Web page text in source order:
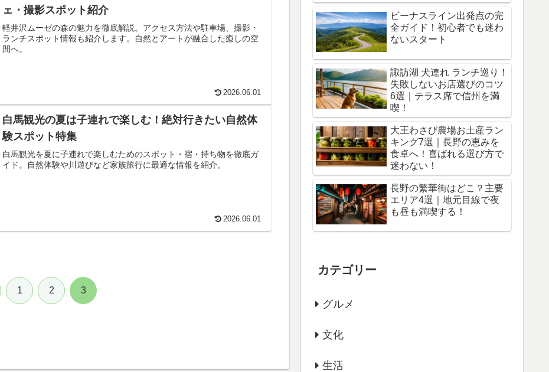
ェ・撮影スポット紹介
軽井沢ムーゼの森の魅力を徹底解説。アクセス方法や駐車場、撮影・
ランチスポット情報も紹介します。自然とアートが融合した癒しの空
間へ。
2026.06.01
白馬観光の夏は子連れで楽しむ！絶対行きたい自然体
験スポット特集
白馬観光を夏に子連れで楽しむためのスポット・宿・持ち物を徹底ガ
イド。自然体験や川遊びなど家族旅行に最適な情報を紹介。
2026.06.01
1 2 3
ビーナスライン出発点の完
全ガイド！初心者でも迷わ
ないスタート
諏訪湖 犬連れ ランチ巡り！
失敗しないお店選びのコツ
6選｜テラス席で信州を満
喫！
大王わさび農場お土産ラン
キング7選｜長野の恵みを
食卓へ！喜ばれる選び方で
迷わない！
長野の繁華街はどこ？主要
エリア4選｜地元目線で夜
も昼も満喫する！
カテゴリー
グルメ
文化
生活